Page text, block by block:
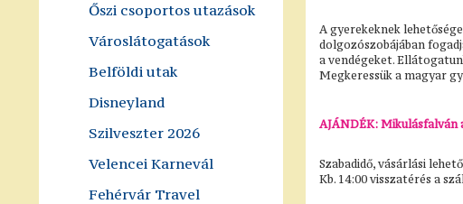
Őszi csoportos utazások
Városlátogatások
Belföldi utak
Disneyland
Szilveszter 2026
Velencei Karnevál
Fehérvár Travel
A gyerekeknek
dolgozószobájában
a vendégeket.
Megkeressük a magyar
AJÁNDÉK: Mikulásfalván
Szabadidő, vásárlási
Kb. 14:00 visszatérés a